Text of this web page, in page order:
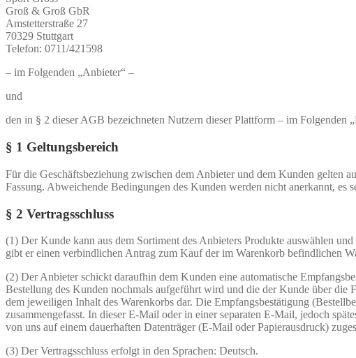
Groß & Groß GbR
Amstetterstraße 27
70329 Stuttgart
Telefon: 0711/421598
– im Folgenden „Anbieter“ –
und
den in § 2 dieser AGB bezeichneten Nutzern dieser Plattform – im Folgenden
§ 1 Geltungsbereich
Für die Geschäftsbeziehung zwischen dem Anbieter und dem Kunden gelten
Fassung. Abweichende Bedingungen des Kunden werden nicht anerkannt,
§ 2 Vertragsschluss
(1) Der Kunde kann aus dem Sortiment des Anbieters Produkte auswählen
gibt er einen verbindlichen Antrag zum Kauf der im Warenkorb befindlichen
(2) Der Anbieter schickt daraufhin dem Kunden eine automatische
Bestellung des Kunden nochmals aufgeführt wird und die der Kunde über die
dem jeweiligen Inhalt des Warenkorbs dar. Die Empfangsbestätigung
zusammengefasst. In dieser E-Mail oder in einer separaten E-Mail, jedoch
von uns auf einem dauerhaften Datenträger (E-Mail oder Papierausdruck)
(3) Der Vertragsschluss erfolgt in den Sprachen: Deutsch.